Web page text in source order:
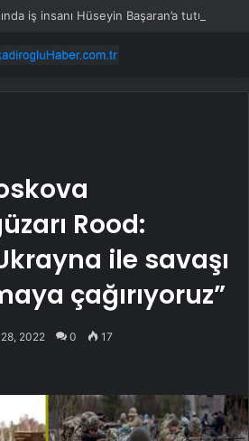
Rood:
ile savaşı
çağırıyoruz”
28, 2022 0 17